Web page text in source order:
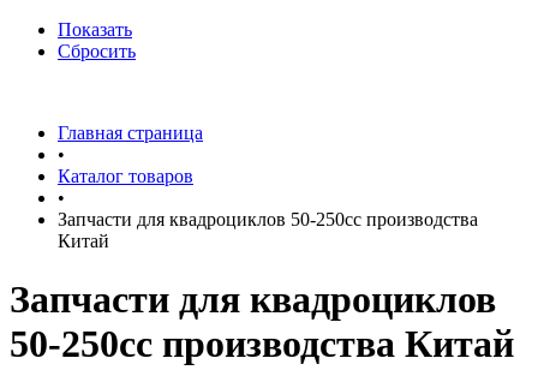
Показать
Сбросить
Главная страница
•
Каталог товаров
•
Запчасти для квадроциклов 50-250сс производства
Китай
Запчасти для квадроциклов
50-250сс производства Китай